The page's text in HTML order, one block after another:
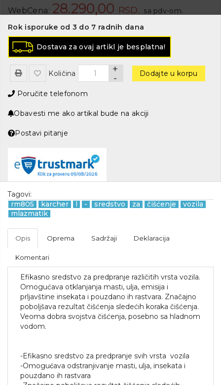
WebCena: 28.290,00 RSD. sa pdv-om.
Rok isporuke od 3 do 7 radnih dana
Dostava za ovaj artikl je besplatna!
Količina -
+ Dodajte u korpu
Poručite telefonom
Obavesti me ako artikal bude na akciji
Postavi pitanje
Tagovi:
rm805
karcher l - sredstvo za čišćenje
vozila
mlazmatik
Opis Oprema Sadržaji Deklaracija
Komentari
Efikasno sredstvo za predpranje različitih vrsta vozila.
Omogućava otklanjanja masti, ulja, emisija i
prljavštine insekata i pouzdano ih rastvara. Značajno
poboljšava rezultat čišćenja sledećih koraka čišćenja.
Veoma dobra svojstva čišćenja, posebno sa hladnom
vodom.
-Efikasno sredstvo za predpranje svih vrsta vozila
-Omogućava odstranjivanje masti, ulja, insekata i
pouzdano ih rastvara